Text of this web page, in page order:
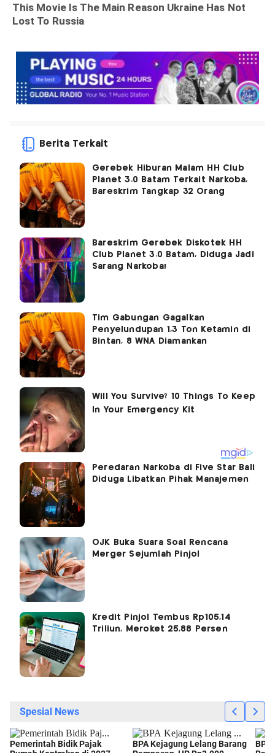
Berita Terkait
Gerebek Hiburan Malam HH Club
Planet 3.0 Batam Terkait Narkoba,
Bareskrim Tangkap 32 Orang
Bareskrim Gerebek Diskotek HH
Club Planet 3.0 Batam, Diduga Jadi
Sarang Narkoba!
Tim Gabungan Gagalkan
Penyelundupan 1,3 Ton Ketamin di
Bintan, 8 WNA Diamankan
Peredaran Narkoba di Five Star Bali
Diduga Libatkan Pihak Manajemen
OJK Buka Suara Soal Rencana
Merger Sejumlah Pinjol
Kredit Pinjol Tembus Rp105,14
Triliun, Meroket 25,88 Persen